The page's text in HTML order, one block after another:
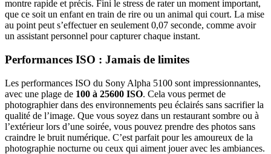
montre rapide et précis. Fini le stress de rater un moment important,
que ce soit un enfant en train de rire ou un animal qui court. La mise
au point peut s’effectuer en seulement 0,07 seconde, comme avoir
un assistant personnel pour capturer chaque instant.
Performances ISO : Jamais de limites
Les performances ISO du Sony Alpha 5100 sont impressionnantes,
avec une plage de 100 à 25600 ISO. Cela vous permet de
photographier dans des environnements peu éclairés sans sacrifier la
qualité de l’image. Que vous soyez dans un restaurant sombre ou à
l’extérieur lors d’une soirée, vous pouvez prendre des photos sans
craindre le bruit numérique. C’est parfait pour les amoureux de la
photographie nocturne ou ceux qui aiment jouer avec les ambiances.